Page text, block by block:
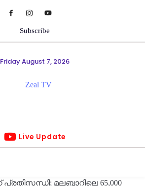
Subscribe
Friday August 7, 2026
Live Update